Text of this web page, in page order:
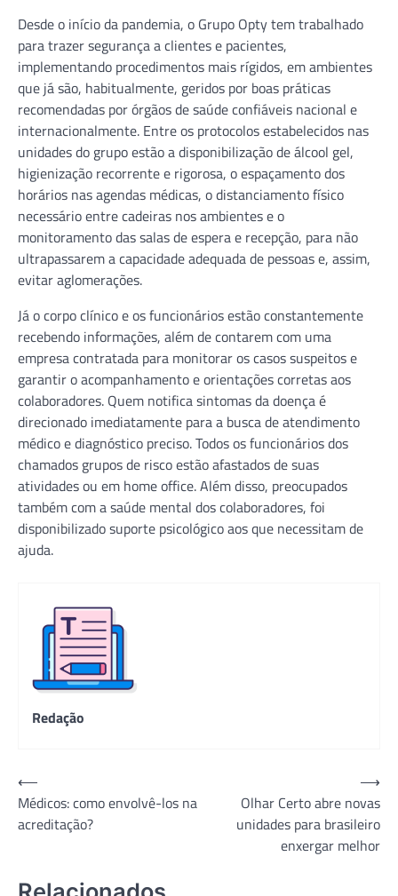
Desde o início da pandemia, o Grupo Opty tem trabalhado
para trazer segurança a clientes e pacientes,
implementando procedimentos mais rígidos, em ambientes
que já são, habitualmente, geridos por boas práticas
recomendadas por órgãos de saúde confiáveis nacional e
internacionalmente. Entre os protocolos estabelecidos nas
unidades do grupo estão a disponibilização de álcool gel,
higienização recorrente e rigorosa, o espaçamento dos
horários nas agendas médicas, o distanciamento físico
necessário entre cadeiras nos ambientes e o
monitoramento das salas de espera e recepção, para não
ultrapassarem a capacidade adequada de pessoas e, assim,
evitar aglomerações.
Já o corpo clínico e os funcionários estão constantemente
recebendo informações, além de contarem com uma
empresa contratada para monitorar os casos suspeitos e
garantir o acompanhamento e orientações corretas aos
colaboradores. Quem notifica sintomas da doença é
direcionado imediatamente para a busca de atendimento
médico e diagnóstico preciso. Todos os funcionários dos
chamados grupos de risco estão afastados de suas
atividades ou em home office. Além disso, preocupados
também com a saúde mental dos colaboradores, foi
disponibilizado suporte psicológico aos que necessitam de
ajuda.
Redação
Navegação
de
Post
⟵
Médicos: como envolvê-los na
acreditação?
Olhar Certo abre novas
unidades para brasileiro
enxergar melhor
⟶